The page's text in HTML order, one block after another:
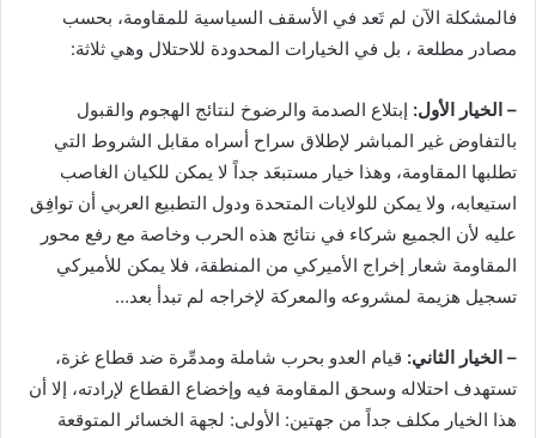
فالمشكلة الآن لم تَعد في الأسقف السياسية للمقاومة، بحسب
مصادر مطلعة ، بل في الخيارات المحدودة للاحتلال وهي ثلاثة:
– الخيار الأول: إبتلاع الصدمة والرضوخ لنتائج الهجوم والقبول
بالتفاوض غير المباشر لإطلاق سراح أسراه مقابل الشروط التي
تطلبها المقاومة، وهذا خيار مستبعَد جداً لا يمكن للكيان الغاصب
استيعابه، ولا يمكن للولايات المتحدة ودول التطبيع العربي أن توافِق
عليه لأن الجميع شركاء في نتائج هذه الحرب وخاصة مع رفع محور
المقاومة شعار إخراج الأميركي من المنطقة، فلا يمكن للأميركي
تسجيل هزيمة لمشروعه والمعركة لإخراجه لم تبدأ بعد…
– الخيار الثاني: قيام العدو بحرب شاملة ومدمِّرة ضد قطاع غزة،
تستهدف احتلاله وسحق المقاومة فيه وإخضاع القطاع لإرادته، إلا أن
هذا الخيار مكلف جداً من جهتين: الأولى: لجهة الخسائر المتوقعة